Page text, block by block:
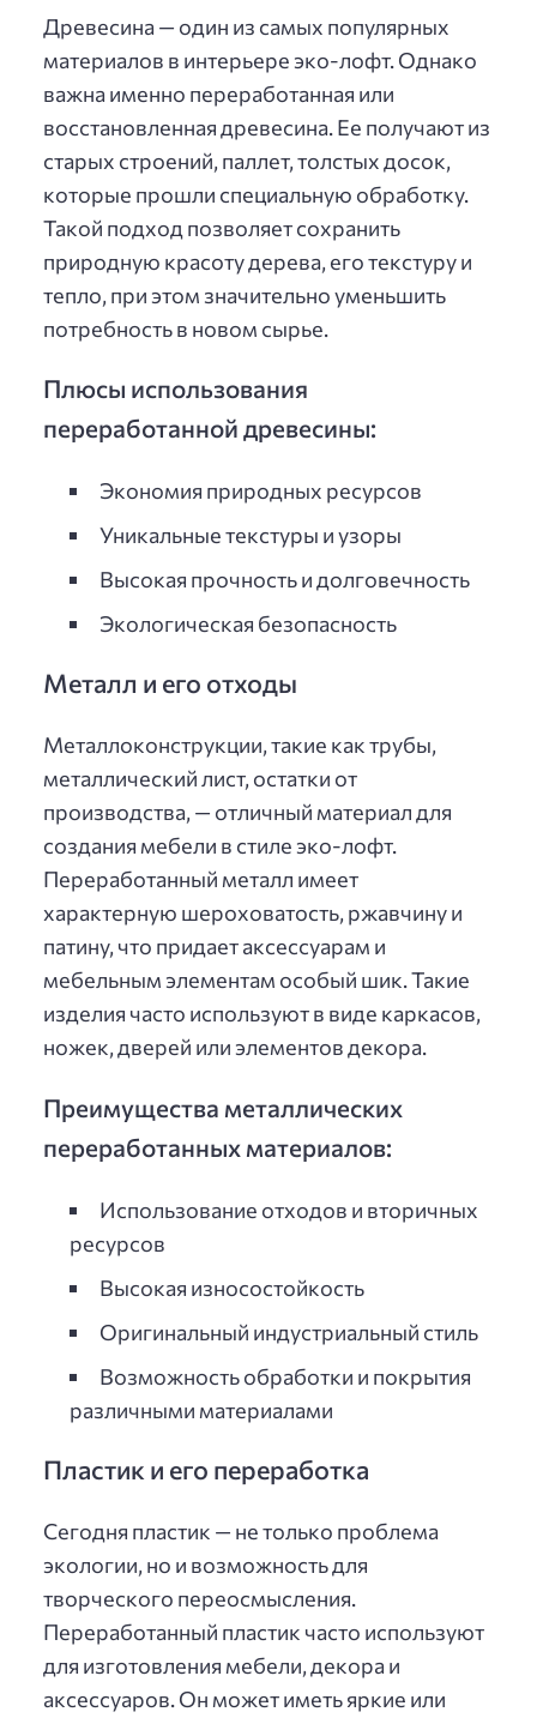
Древесина — один из самых популярных
материалов в интерьере эко-лофт. Однако
важна именно переработанная или
восстановленная древесина. Ее получают из
старых строений, паллет, толстых досок,
которые прошли специальную обработку.
Такой подход позволяет сохранить
природную красоту дерева, его текстуру и
тепло, при этом значительно уменьшить
потребность в новом сырье.
Плюсы использования
переработанной древесины:
Экономия природных ресурсов
Уникальные текстуры и узоры
Высокая прочность и долговечность
Экологическая безопасность
Металл и его отходы
Металлоконструкции, такие как трубы,
металлический лист, остатки от
производства, — отличный материал для
создания мебели в стиле эко-лофт.
Переработанный металл имеет
характерную шероховатость, ржавчину и
патину, что придает аксессуарам и
мебельным элементам особый шик. Такие
изделия часто используют в виде каркасов,
ножек, дверей или элементов декора.
Преимущества металлических
переработанных материалов:
Использование отходов и вторичных
ресурсов
Высокая износостойкость
Оригинальный индустриальный стиль
Возможность обработки и покрытия
различными материалами
Пластик и его переработка
Сегодня пластик — не только проблема
экологии, но и возможность для
творческого переосмысления.
Переработанный пластик часто используют
для изготовления мебели, декора и
аксессуаров. Он может иметь яркие или